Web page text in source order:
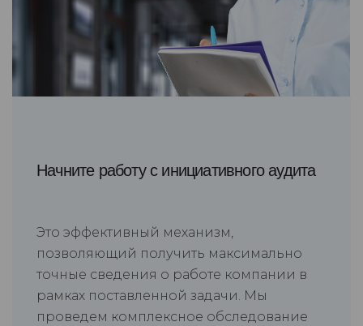
Начните работу с инициативного аудита
Это эффективный механизм,
позволяющий получить максимально
точные сведения о работе компании в
рамках поставленной задачи. Мы
проведем комплексное обследование